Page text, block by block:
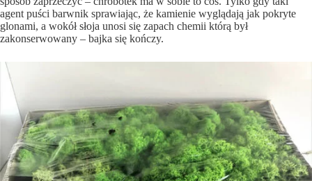
agent puści barwnik sprawiając, że kamienie wyglądają jak pokryte
glonami, a wokół słoja unosi się zapach chemii którą był
zakonserwowany – bajka się kończy.